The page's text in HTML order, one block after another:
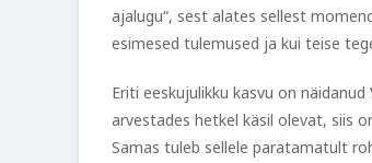
ajalugu“, sest alates sellest
esimesed tulemused ja kui teise
Eriti eeskujulikku kasvu on
arvestades hetkel käsil olevat, siis
Samas tuleb sellele paratamatult